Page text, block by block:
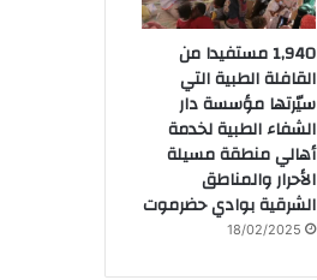
1,940 مستفيدا من
القافلة الطبية التي
سيّرتها مؤسسة دار
الشفاء الطبية لخدمة
أهالي منطقة مسيلة
الأحرار والمناطق
الشرقية بوادي حضرموت
18/02/2025